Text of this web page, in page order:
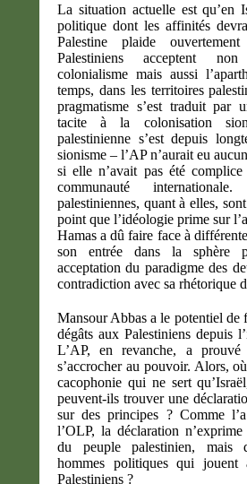
La situation actuelle est qu’en
politique dont les affinités
Palestine plaide
Palestiniens acceptent
colonialisme mais aussi
temps, dans les territoires
pragmatisme s’est traduit par
tacite à la colonisation
palestinienne s’est depuis
sionisme – l’AP n’aurait eu
si elle n’avait pas été
communauté
palestiniennes, quant à elles,
point que l’idéologie prime sur
Hamas a dû faire face à
son entrée dans la sphère
acceptation du paradigme des
contradiction avec sa rhétorique
Mansour Abbas a le potentiel de
dégâts aux Palestiniens depuis
L’AP, en revanche, a prouvé
s’accrocher au pouvoir. Alors,
cacophonie qui ne sert
peuvent-ils trouver une
sur des principes ? Comme
l’OLP, la déclaration
du peuple palestinien, mais
hommes politiques qui
Palestiniens ?